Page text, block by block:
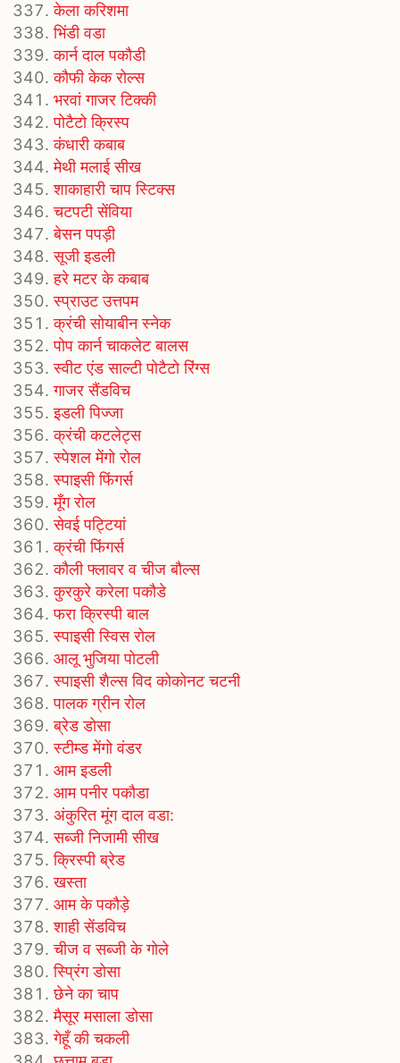
केला करिशमा
भिंडी वडा
कार्न दाल पकौडी
कौफी केक रोल्स
भरवां गाजर टिक्की
पोटैटो क्रिस्प
कंधारी कबाब
मेथी मलाई सीख
शाकाहारी चाप स्टिक्स
चटपटी सेंविया
बेसन पपड़ी
सूजी इडली
हरे मटर के कबाब
स्प्राउट उत्तपम
क्रंची सोयाबीन स्नेक
पोप कार्न चाकलेट बालस
स्वीट एंड साल्टी पोटैटो रिंग्स
गाजर सैंडविच
इडली पिज्जा
क्रंची कटलेट्स
स्पेशल मेंगो रोल
स्पाइसी फिंगर्स
मूँग रोल
सेवई पट्टियां
क्रंची फिंगर्स
कौली फ्लावर व चीज बौल्स
कुरकुरे करेला पकौडे
फरा क्रिस्पी बाल
स्पाइसी स्विस रोल
आलू भुजिया पोटली
स्पाइसी शैल्स विद कोकोनट चटनी
पालक ग्रीन रोल
ब्रेड डोसा
स्टीम्ड मेंगो वंडर
आम इडली
आम पनीर पकौडा
अंकुरित मूंग दाल वडा:
सब्जी निजामी सीख
क्रिस्पी ब्रेड
खस्ता
आम के पकौड़े
शाही सेंडविच
चीज व सब्जी के गोले
स्प्रिंग डोसा
छेने का चाप
मैसूर मसाला डोसा
गेहूँ की चकली